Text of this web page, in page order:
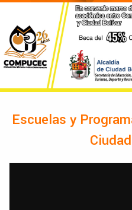
Escuelas y